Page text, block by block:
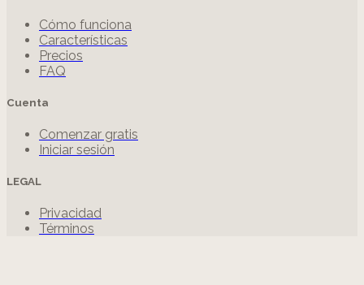
Cómo funciona
Características
Precios
FAQ
Cuenta
Comenzar gratis
Iniciar sesión
LEGAL
Privacidad
Términos